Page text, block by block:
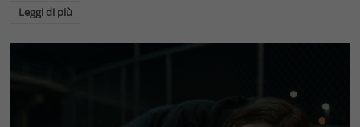
Leggi di più